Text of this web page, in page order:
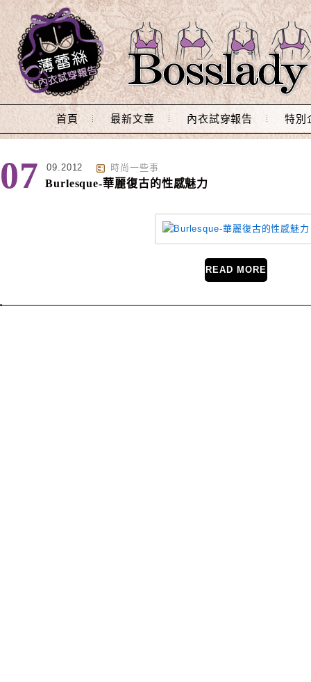
Main Menu
首頁 最新文章 內衣試穿報告 特別
07 09.2012 時尚一些事
Burlesque-華麗復古的性感魅力
READ MORE